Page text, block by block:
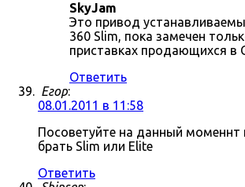
SkyJam
Это привод
360 Slim, пока замечен
приставках продающихся в
Ответить
Егор:
08.01.2011 в 11:58
Посоветуйте на данный моменнт
брать Slim или Elite
Ответить